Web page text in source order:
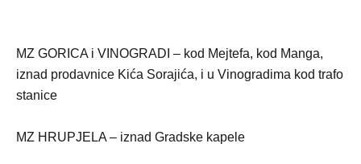
MZ GORICA i VINOGRADI – kod Mejtefa, kod Manga,
iznad prodavnice Kića Sorajića, i u Vinogradima kod trafo
stanice
MZ HRUPJELA – iznad Gradske kapele